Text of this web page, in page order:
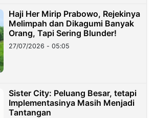
Haji Her Mirip Prabowo, Rejekinya
Melimpah dan Dikagumi Banyak
Orang, Tapi Sering Blunder!
27/07/2026 - 05:05
Sister City: Peluang Besar, tetapi
Implementasinya Masih Menjadi
Tantangan